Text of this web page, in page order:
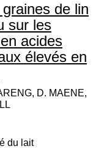
de lin
sur les
acides
élevés en
D. MAENE,
du lait